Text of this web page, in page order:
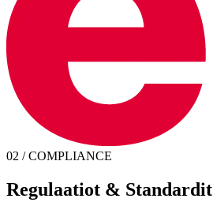
02 / COMPLIANCE
Regulaatiot & Standardit